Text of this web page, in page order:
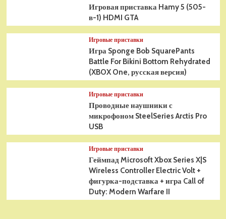
Игровая приставка Hamy 5 (505-
в-1) HDMI GTA
Игровые приставки
Игра Sponge Bob SquarePants
Battle For Bikini Bottom Rehydrated
(XBOX One, русская версия)
Игровые приставки
Проводные наушники с
микрофоном SteelSeries Arctis Pro
USB
Игровые приставки
Геймпад Microsoft Xbox Series X|S
Wireless Controller Electric Volt +
фигурка-подставка + игра Call of
Duty: Modern Warfare II